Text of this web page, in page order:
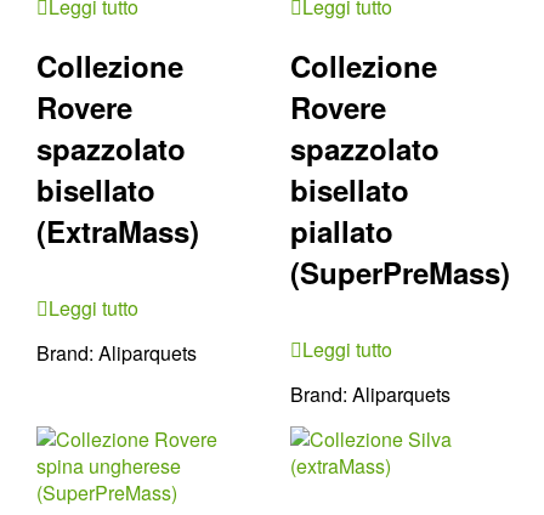
Leggi tutto
Collezione
Rovere
spazzolato
bisellato
(ExtraMass)
Leggi tutto
Brand: Aliparquets
Leggi tutto
Collezione
Rovere
spazzolato
bisellato
piallato
(SuperPreMass)
Leggi tutto
Brand: Aliparquets